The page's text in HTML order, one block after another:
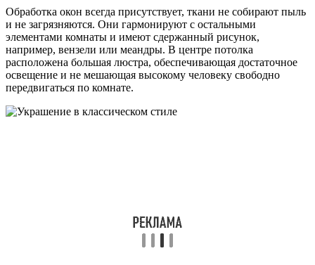
Обработка окон всегда присутствует, ткани не собирают пыль
и не загрязняются. Они гармонируют с остальными
элементами комнаты и имеют сдержанный рисунок,
например, вензели или меандры. В центре потолка
расположена большая люстра, обеспечивающая достаточное
освещение и не мешающая высокому человеку свободно
передвигаться по комнате.